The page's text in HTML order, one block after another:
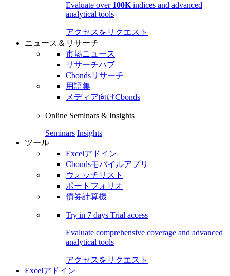
Evaluate over 100K indices and advanced
analytical tools
アクセスをリクエスト
ニュース＆リサーチ
市場ニュース
リサーチハブ
Cbondsリサーチ
用語集
メディア向けCbonds
Online Seminars & Insights
Seminars Insights
ツール
Excelアドイン
Cbondsモバイルアプリ
ウォッチリスト
ポートフォリオ
債券計算機
Try in 7 days Trial access
Evaluate comprehensive coverage and advanced
analytical tools
アクセスをリクエスト
Excelアドイン